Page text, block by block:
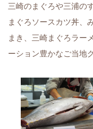
三崎のまぐろや三浦の
まぐろソースカツ丼、
まき、三崎まぐろラー
ーション豊かなご当地